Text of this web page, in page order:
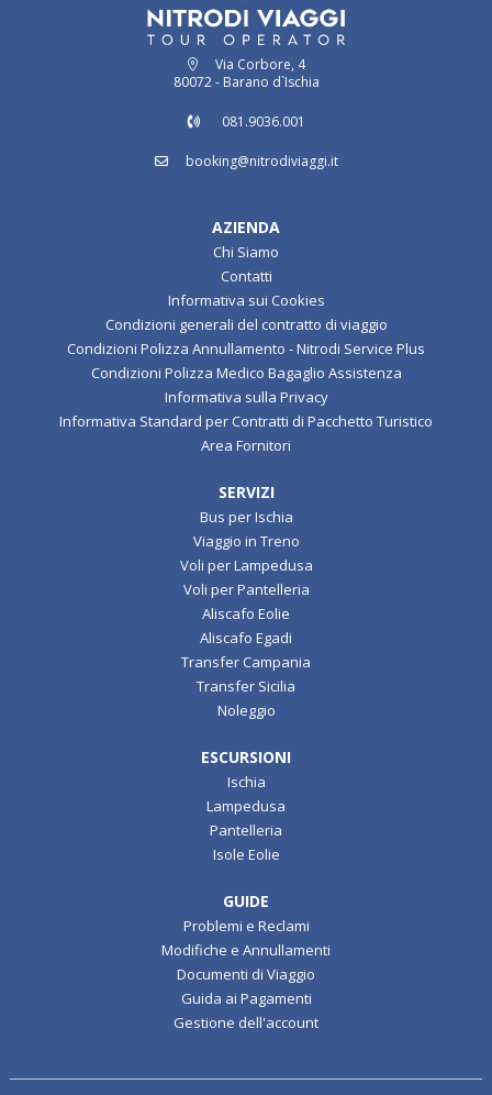
Via Corbore, 4
80072 - Barano d`Ischia
081.9036.001
booking@nitrodiviaggi.it
AZIENDA
Chi Siamo
Contatti
Informativa sui Cookies
Condizioni generali del contratto di viaggio
Condizioni Polizza Annullamento - Nitrodi Service Plus
Condizioni Polizza Medico Bagaglio Assistenza
Informativa sulla Privacy
Informativa Standard per Contratti di Pacchetto Turistico
Area Fornitori
SERVIZI
Bus per Ischia
Viaggio in Treno
Voli per Lampedusa
Voli per Pantelleria
Aliscafo Eolie
Aliscafo Egadi
Transfer Campania
Transfer Sicilia
Noleggio
ESCURSIONI
Ischia
Lampedusa
Pantelleria
Isole Eolie
GUIDE
Problemi e Reclami
Modifiche e Annullamenti
Documenti di Viaggio
Guida ai Pagamenti
Gestione dell'account